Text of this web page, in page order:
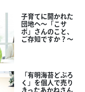
子育てに開かれた
団地へ～「こサ
ポ」さんのこと、
ご存知ですか？～
「有明海苔どぶろ
く」を個人で売り
きったあかねさん